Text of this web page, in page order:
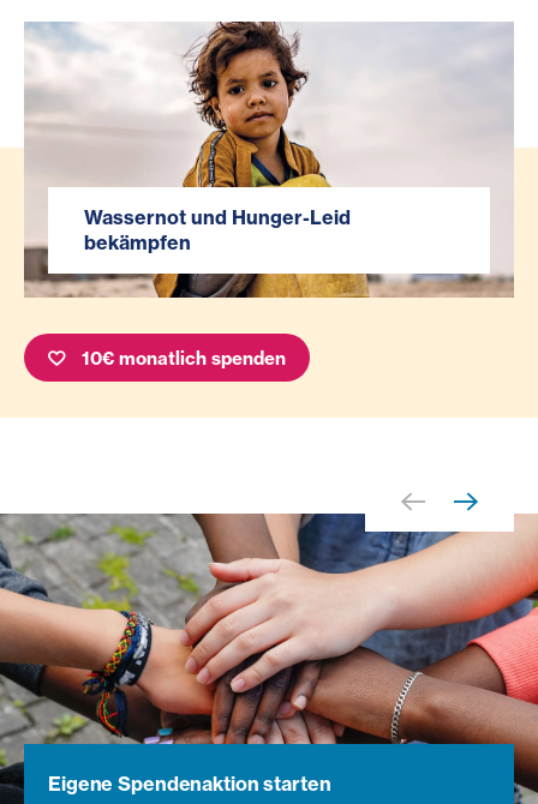
Wassernot und Hunger-Leid
bekämpfen
10€ monatlich spenden
Eigene Spendenaktion starten
Spenden-Urkunde schenken